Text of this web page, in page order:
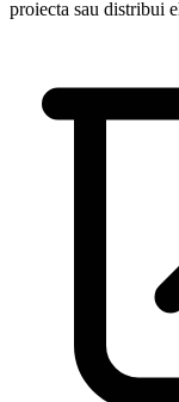
proiecta sau distribui